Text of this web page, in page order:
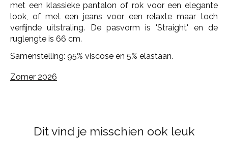
met een klassieke pantalon of rok voor een elegante
look, of met een jeans voor een relaxte maar toch
verfijnde uitstraling.
De pasvorm is 'Straight' en de
ruglengte is 66 cm.
Samenstelling: 95% viscose en 5% elastaan.
Zomer 2026
Dit vind je misschien ook leuk